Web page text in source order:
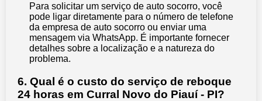
Para solicitar um serviço de auto socorro, você
pode ligar diretamente para o número de telefone
da empresa de auto socorro ou enviar uma
mensagem via WhatsApp. É importante fornecer
detalhes sobre a localização e a natureza do
problema.
6. Qual é o custo do serviço de reboque
24 horas em Curral Novo do Piauí - PI?